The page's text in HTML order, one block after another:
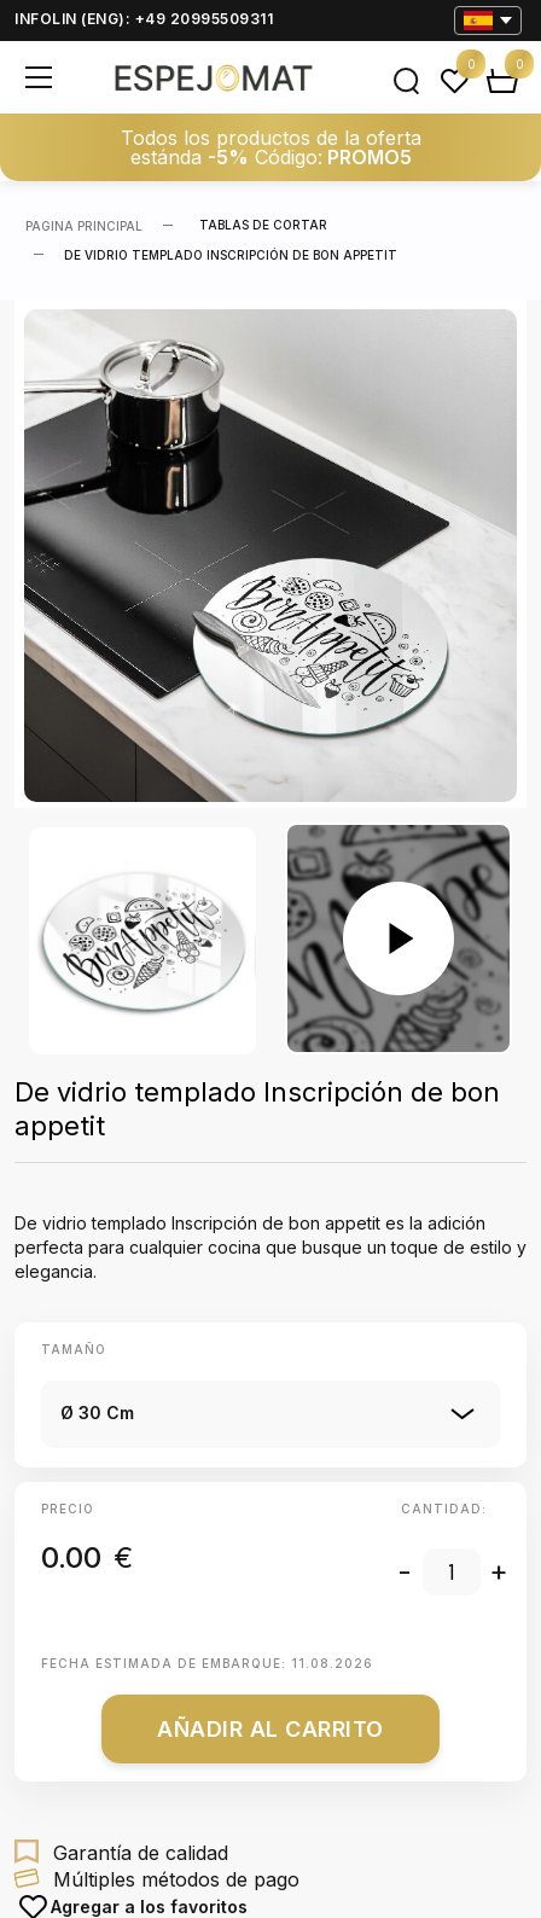
INFOLIN (ENG): +49 20995509311
Todos los productos de la oferta
estánda -5% Código: PROMO5
0 0
PAGINA PRINCIPAL TABLAS DE CORTAR
DE VIDRIO TEMPLADO INSCRIPCIÓN DE BON APPETIT
De vidrio templado Inscripción de bon
appetit
De vidrio templado Inscripción de bon appetit es la adición
perfecta para cualquier cocina que busque un toque de estilo y
elegancia.
TAMAÑO
Ø 30 Cm
PRECIO
0.00 €
CANTIDAD:
- +
FECHA ESTIMADA DE EMBARQUE: 11.08.2026
AÑADIR AL CARRITO
Garantía de calidad
Múltiples métodos de pago
Agregar a los favoritos